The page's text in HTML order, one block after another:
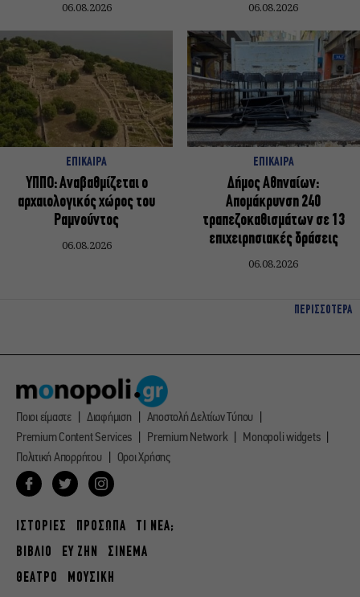
06.08.2026 06.08.2026
ΕΠΙΚΑΙΡΑ
ΥΠΠΟ: Αναβαθμίζεται ο
αρχαιολογικός χώρος του
Ραμνούντος
06.08.2026
ΕΠΙΚΑΙΡΑ
Δήμος Αθηναίων:
Απομάκρυνση 240
τραπεζοκαθισμάτων σε 13
επιχειρησιακές δράσεις
06.08.2026
ΠΕΡΙΣΣΟΤΕΡΑ
Ποιοι είμαστε Διαφήμιση
Αποστολή Δελτίων Τύπου
Premium Content Services
Premium Network
Monopoli widgets
Πολιτική Απορρήτου
Οροι Χρήσης
ΙΣΤΟΡΙΕΣ ΠΡΟΣΩΠΑ
ΤΙ ΝΕΑ;
ΒΙΒΛΙΟ
ΕΥ ΖΗΝ
ΣΙΝΕΜΑ
ΘΕΑΤΡΟ
ΜΟΥΣΙΚΗ